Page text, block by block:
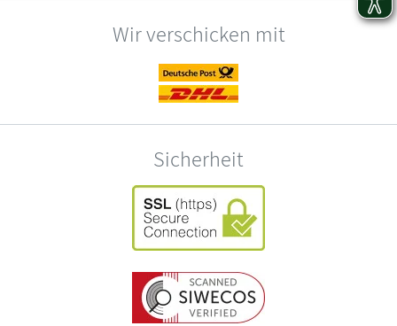
Wir verschicken mit
Sicherheit